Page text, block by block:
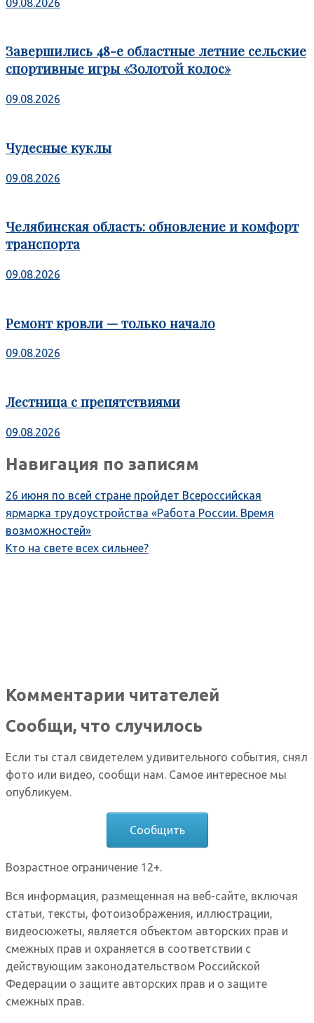
09.08.2026
Завершились 48-е областные летние сельские
спортивные игры «Золотой колос»
09.08.2026
Чудесные куклы
09.08.2026
Челябинская область: обновление и комфорт
транспорта
09.08.2026
Ремонт кровли — только начало
09.08.2026
Лестница с препятствиями
09.08.2026
Навигация по записям
26 июня по всей стране пройдет Всероссийская
ярмарка трудоустройства «Работа России. Время
возможностей»
Кто на свете всех сильнее?
Комментарии читателей
Сообщи, что случилось
Если ты стал свидетелем удивительного события, снял
фото или видео, сообщи нам. Самое интересное мы
опубликуем.
Сообщить
Возрастное ограничение 12+.
Вся информация, размещенная на веб-сайте, включая
статьи, тексты, фотоизображения, иллюстрации,
видеосюжеты, является объектом авторских прав и
смежных прав и охраняется в соответствии с
действующим законодательством Российской
Федерации о защите авторских прав и о защите
смежных прав.